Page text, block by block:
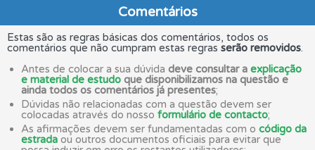
Comentários
Estas são as regras básicas dos comentários, todos os
comentários que não cumpram estas regras serão removidos.
Antes de colocar a sua dúvida deve consultar a explicação
e material de estudo que disponibilizamos na questão e
ainda todos os comentários já presentes;
Dúvidas não relacionadas com a questão devem ser
colocadas através do nosso formulário de contacto;
As afirmações devem ser fundamentadas com o código da
estrada ou outros documentos oficiais para evitar que